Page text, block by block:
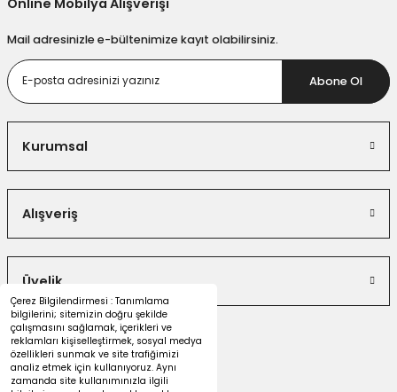
Çerez Bilgilendirmesi : Tanımlama
bilgilerini; sitemizin doğru şekilde
çalışmasını sağlamak, içerikleri ve
reklamları kişiselleştirmek, sosyal medya
özellikleri sunmak ve site trafiğimizi
analiz etmek için kullanıyoruz. Aynı
zamanda site kullanımınızla ilgili
Mail adresinizle e-bültenimize kayıt olabilirsiniz.
Abone Ol
Kurumsal
Alışveriş
Üyelik